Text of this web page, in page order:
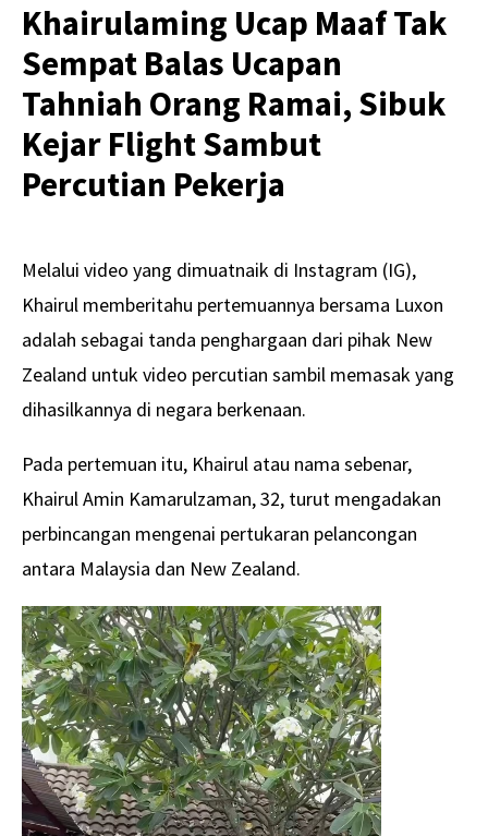
Khairulaming Ucap Maaf Tak
Sempat Balas Ucapan
Tahniah Orang Ramai, Sibuk
Kejar Flight Sambut
Percutian Pekerja
Melalui video yang dimuatnaik di Instagram (IG),
Khairul memberitahu pertemuannya bersama Luxon
adalah sebagai tanda penghargaan dari pihak New
Zealand untuk video percutian sambil memasak yang
dihasilkannya di negara berkenaan.
Pada pertemuan itu, Khairul atau nama sebenar,
Khairul Amin Kamarulzaman, 32, turut mengadakan
perbincangan mengenai pertukaran pelancongan
antara Malaysia dan New Zealand.